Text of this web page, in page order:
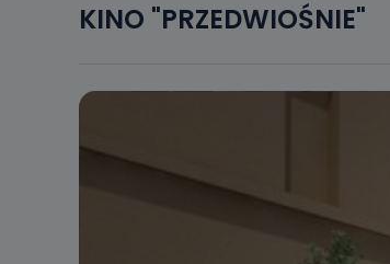
KINO "PRZEDWIOŚNIE"